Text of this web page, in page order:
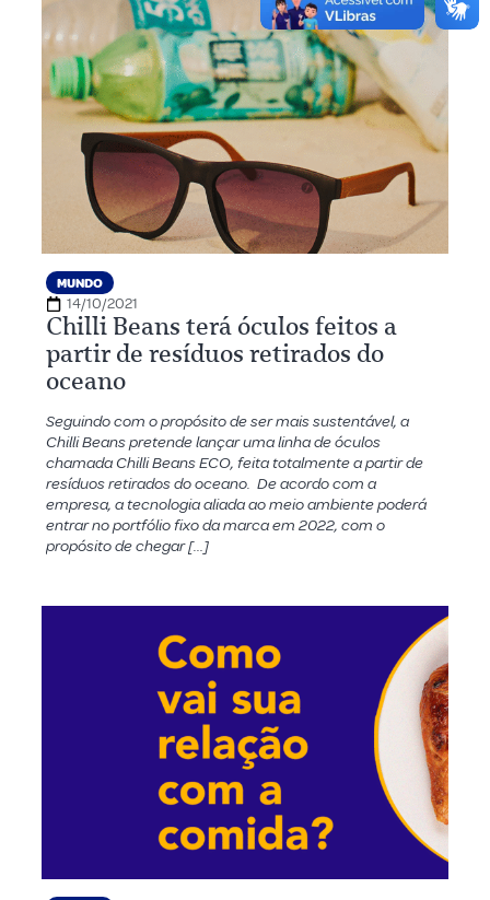
MUNDO
14/10/2021
Chilli Beans terá óculos feitos a
partir de resíduos retirados do
oceano
Seguindo com o propósito de ser mais sustentável, a
Chilli Beans pretende lançar uma linha de óculos
chamada Chilli Beans ECO, feita totalmente a partir de
resíduos retirados do oceano. De acordo com a
empresa, a tecnologia aliada ao meio ambiente poderá
entrar no portfólio fixo da marca em 2022, com o
propósito de chegar […]